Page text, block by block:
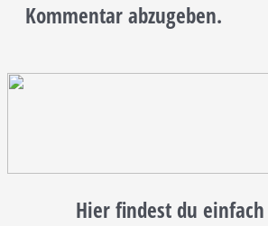
Kommentar abzugeben.
Hier findest du